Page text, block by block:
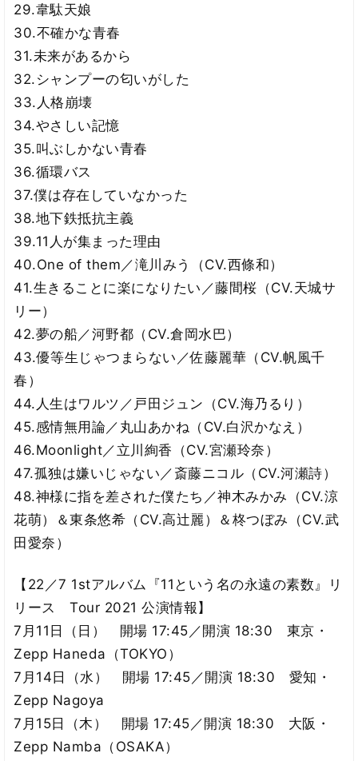
29.韋駄天娘
30.不確かな青春
31.未来があるから
32.シャンプーの匂いがした
33.人格崩壊
34.やさしい記憶
35.叫ぶしかない青春
36.循環バス
37.僕は存在していなかった
38.地下鉄抵抗主義
39.11人が集まった理由
40.One of them／滝川みう（CV.西條和）
41.生きることに楽になりたい／藤間桜（CV.天城サ
リー）
42.夢の船／河野都（CV.倉岡水巴）
43.優等生じゃつまらない／佐藤麗華（CV.帆風千
春）
44.人生はワルツ／戸田ジュン（CV.海乃るり）
45.感情無用論／丸山あかね（CV.白沢かなえ）
46.Moonlight／立川絢香（CV.宮瀬玲奈）
47.孤独は嫌いじゃない／斎藤ニコル（CV.河瀬詩）
48.神様に指を差された僕たち／神木みかみ（CV.涼
花萌）＆東条悠希（CV.高辻麗）＆柊つぼみ（CV.武
田愛奈）
【22／7 1stアルバム『11という名の永遠の素数』リ
リース Tour 2021 公演情報】
7月11日（日） 開場 17:45／開演 18:30 東京・
Zepp Haneda（TOKYO）
7月14日（水） 開場 17:45／開演 18:30 愛知・
Zepp Nagoya
7月15日（木） 開場 17:45／開演 18:30 大阪・
Zepp Namba（OSAKA）